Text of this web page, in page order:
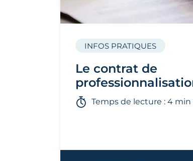
Le contrat de
INFOS PRATIQUES
Temps de lecture : 4 min